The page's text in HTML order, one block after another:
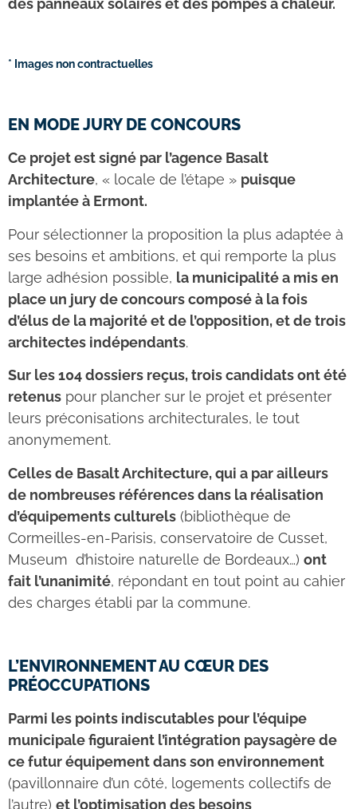
des panneaux solaires et des pompes à chaleur.
* Images non contractuelles
EN MODE JURY DE CONCOURS
Ce projet est signé par l’agence Basalt
Architecture, « locale de l’étape » puisque
implantée à Ermont.
Pour sélectionner la proposition la plus adaptée à
ses besoins et ambitions, et qui remporte la plus
large adhésion possible, la municipalité a mis en
place un jury de concours composé à la fois
d’élus de la majorité et de l’opposition, et de trois
architectes indépendants.
Sur les 104 dossiers reçus, trois candidats ont été
retenus pour plancher sur le projet et présenter
leurs préconisations architecturales, le tout
anonymement.
Celles de Basalt Architecture, qui a par ailleurs
de nombreuses références dans la réalisation
d’équipements culturels (bibliothèque de
Cormeilles-en-Parisis, conservatoire de Cusset,
Museum d’histoire naturelle de Bordeaux…) ont
fait l’unanimité, répondant en tout point au cahier
des charges établi par la commune.
L’ENVIRONNEMENT AU CŒUR DES
PRÉOCCUPATIONS
Parmi les points indiscutables pour l’équipe
municipale figuraient l’intégration paysagère de
ce futur équipement dans son environnement
(pavillonnaire d’un côté, logements collectifs de
l’autre) et l’optimisation des besoins